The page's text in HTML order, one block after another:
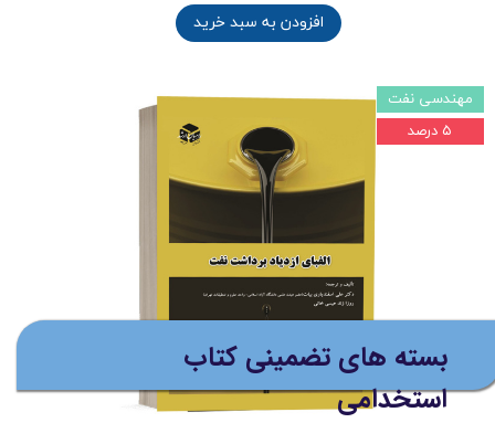
افزودن به سبد خرید
مهندسی نفت
۵ درصد
بسته های تضمینی کتاب
استخدامی